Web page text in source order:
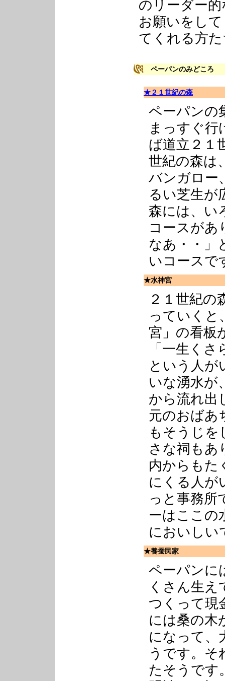
のリーダー
お願いをし
てくれる方
ペーパンのみどころ
★２１世紀の森
ペーパンの
まっすぐ行
ば道立２１
世紀の森は
バンガロー
るい芝生が
森には、い
コースがあ
なあ・・」
いコースで
★水神宮
２１世紀の
っていくと
宮」の看板
「一生く
という人が
いな湧水が
から流れ出
元のおばあ
もそうじを
さな祠もあ
内からもた
にくる人が
っと事務所
ーはここの
においしい
★養蚕民家
ペーパンに
くさん生
つくって現
には桑の木
になって、
うです。そ
たそうです